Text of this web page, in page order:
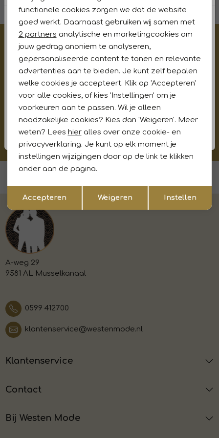
€5,- korting op je eerste aankoop?
Meld je aan voor onze updates en ontvang gelijk €5,-
korting!* Niet i.c.m. andere acties
Aanmelden
Hoe wij met jouw data omgaan? Bekijk dit in onze
privacyverklaring.
A-weg 29
9581 AL Musselkanaal
0599 412700
klantenservice@westenmode.nl
Klantenservice
Contact
Bij Westen Mode
Analytische cookies
Marketing cookies
Opslaan
functionele cookies zorgen we dat de website
goed werkt. Daarnaast gebruiken wij samen met
2 partners analytische en marketingcookies om
jouw gedrag anoniem te analyseren,
gepersonaliseerde content te tonen en relevante
advertenties aan te bieden. Je kunt zelf bepalen
welke cookies je accepteert. Klik op 'Accepteren'
voor alle cookies, of kies 'Instellingen' om je
voorkeuren aan te passen. Wil je alleen
noodzakelijke cookies? Kies dan 'Weigeren'. Meer
weten? Lees hieralles over onze cookie- en
privacyverklaring. Je kunt op elk moment je
instellingen wijzigingen door op de link te klikken
onder aan de pagina.
Accepteren Weigeren Instellen